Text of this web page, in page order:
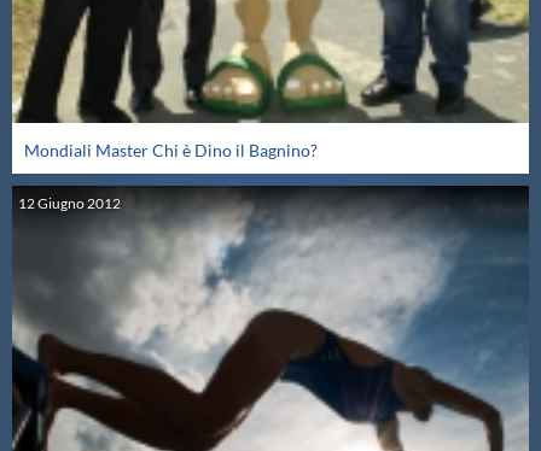
Mondiali Master Chi è Dino il Bagnino?
12Giugno2012